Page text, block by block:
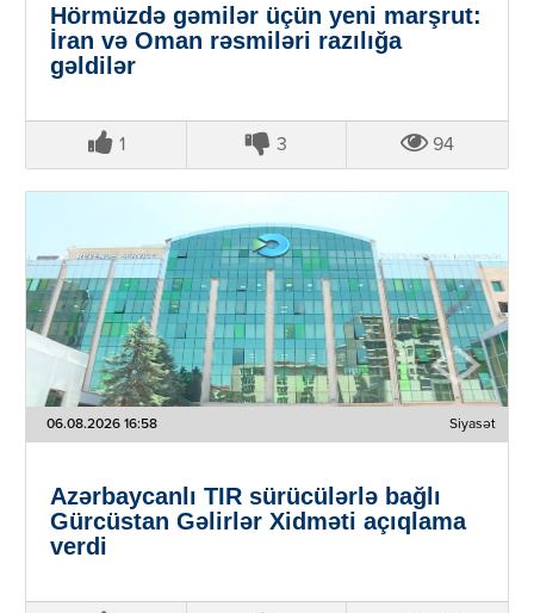
Hörmüzdə gəmilər üçün yeni marşrut:
İran və Oman rəsmiləri razılığa
gəldilər
1 3 94
06.08.2026 16:58 Siyasət
Azərbaycanlı TIR sürücülərlə bağlı
Gürcüstan Gəlirlər Xidməti açıqlama
verdi